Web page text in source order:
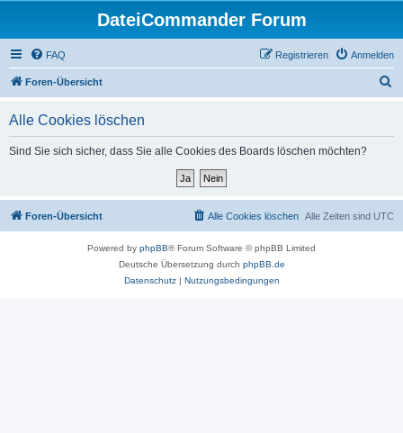
DateiCommander Forum
FAQ Anmelden
Registrieren
Foren-Übersicht
Alle Cookies löschen
Sind Sie sich sicher, dass Sie alle Cookies des Boards löschen möchten?
Foren-Übersicht Alle Zeiten sind UTC
Alle Cookies löschen
Powered by phpBB® Forum Software © phpBB Limited
Deutsche Übersetzung durch phpBB.de
Datenschutz| Nutzungsbedingungen